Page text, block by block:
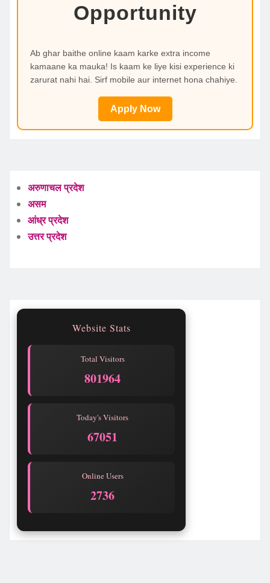
Opportunity
Ab ghar baithe online kaam karke extra income
kamaane ka mauka! Is kaam ke liye kisi experience ki
zarurat nahi hai. Sirf mobile aur internet hona chahiye.
Apply Now
अरुणाचल प्रदेश
असम
आंध्र प्रदेश
उत्तर प्रदेश
Website Stats
Total Visitors
801967
Today's Visitors
67054
Online Users
2736